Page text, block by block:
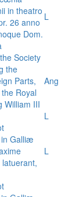
in theatro
26 anno
Dom.
L
Society
the
Parts,
Royal
William III
Ang
L
Galliæ
L